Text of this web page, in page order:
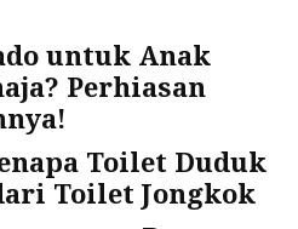
untuk Anak
Perhiasan
Toilet Duduk
Toilet Jongkok